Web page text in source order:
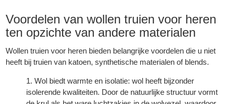
Voordelen van wollen truien voor heren
ten opzichte van andere materialen
Wollen truien voor heren bieden belangrijke voordelen die u niet
heeft bij truien van katoen, synthetische materialen of blends.
Wol biedt warmte en isolatie: wol heeft bijzonder
isolerende kwaliteiten. Door de natuurlijke structuur vormt